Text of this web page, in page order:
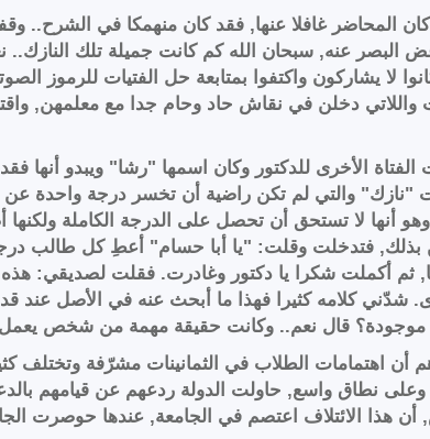
المحاضر غافلا عنها, فقد كان منهمكا في الشرح..
البصر عنه, سبحان الله كم كانت جميلة تلك النازك..
يشاركون واكتفوا بمتابعة حل الفتيات للرموز
واللاتي دخلن في نقاش حاد وحام جدا مع معلمهن,
الأخرى للدكتور وكان اسمها "رشا" ويبدو أنها
والتي لم تكن راضية أن تخسر درجة واحدة عن
لا تستحق أن تحصل على الدرجة الكاملة ولكنها
بذلك, فتدخلت وقلت: "يا أبا حسام" أعطِ كل طالب
أكملت شكرا يا دكتور وغادرت. فقلت لصديقي: هذه
كلامه كثيرا فهذا ما أبحث عنه في الأصل عند
موجودة؟ قال نعم.. وكانت حقيقة مهمة من شخص
اهتمامات الطلاب في الثمانينات مشرّفة وتختلف
نطاق واسع, حاولت الدولة ردعهم عن قيامهم
الائتلاف اعتصم في الجامعة, عندها حوصرت